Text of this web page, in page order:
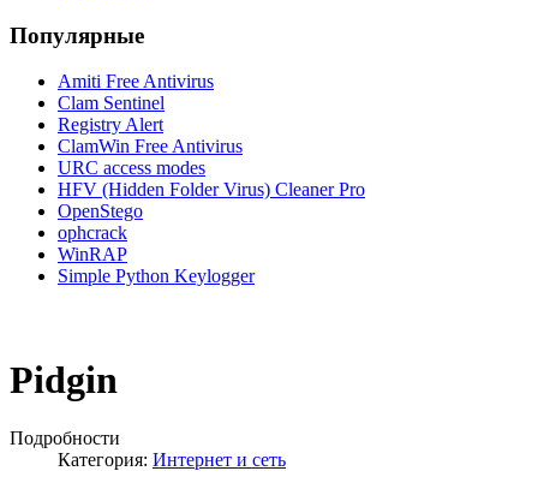
Популярные
Amiti Free Antivirus
Clam Sentinel
Registry Alert
ClamWin Free Antivirus
URC access modes
HFV (Hidden Folder Virus) Cleaner Pro
OpenStego
ophcrack
WinRAP
Simple Python Keylogger
Pidgin
Подробности
Категория: Интернет и сеть